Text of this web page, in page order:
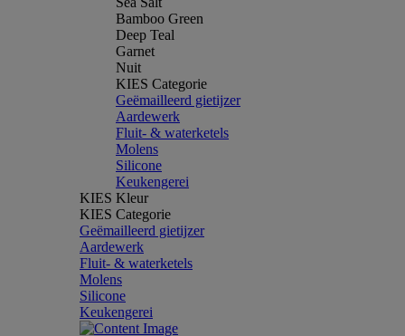
Bamboo Green
Deep Teal
Garnet
Nuit
KIES Categorie
Geëmailleerd gietijzer
Aardewerk
Fluit- & waterketels
Molens
Silicone
Keukengerei
KIES Kleur
KIES Categorie
Geëmailleerd gietijzer
Aardewerk
Fluit- & waterketels
Molens
Silicone
Keukengerei